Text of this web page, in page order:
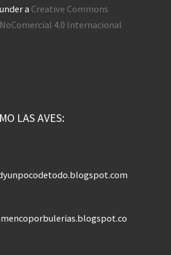
a Creative Commons
4.0 Internacional
LAS AVES: